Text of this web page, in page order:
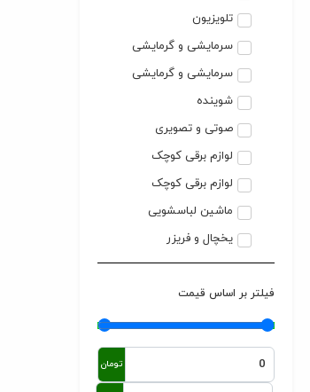
تلویزیون
سرمایشی و گرمایشی
سرمایشی و گرمایشی
شوینده
صوتی و تصویری
لوازم برقی کوچک
لوازم برقی کوچک
ماشین لباسشویی
یخچال و فریزر
فیلتر بر اساس قیمت
تومان